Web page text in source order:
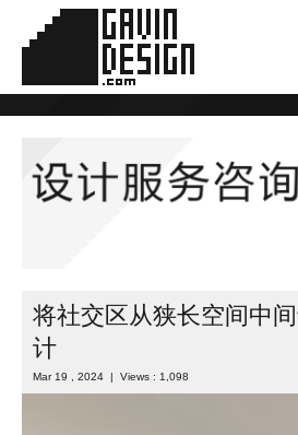
将社交区从狭长空间中
计
Mar 19 , 2024 | Views : 1,098